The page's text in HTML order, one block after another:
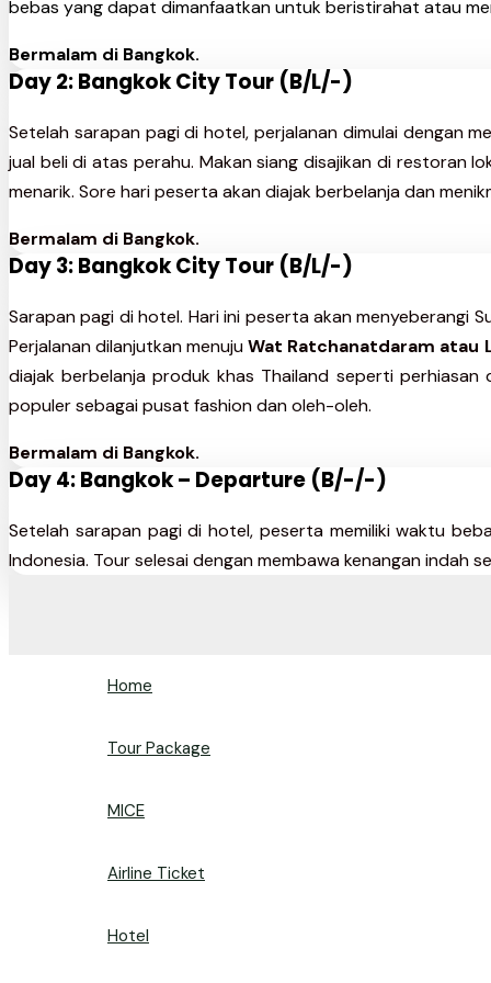
bebas yang dapat dimanfaatkan untuk beristirahat atau
Bermalam di Bangkok.
Day 2: Bangkok City Tour (B/L/-)
Setelah sarapan pagi di hotel, perjalanan dimulai dengan
jual beli di atas perahu. Makan siang disajikan di restoran
menarik. Sore hari peserta akan diajak berbelanja dan
Bermalam di Bangkok.
Day 3: Bangkok City Tour (B/L/-)
Sarapan pagi di hotel. Hari ini peserta akan menyeberangi
Perjalanan dilanjutkan menujuWat Ratchanatdaram atau
diajak berbelanja produk khas Thailand seperti
populer sebagai pusat fashion dan oleh-oleh.
Bermalam di Bangkok.
Day 4: Bangkok – Departure (B/-/-)
Setelah sarapan pagi di hotel, peserta memiliki waktu
Indonesia. Tour selesai dengan membawa kenangan indah
Home
Tour Package
MICE
Airline Ticket
Hotel